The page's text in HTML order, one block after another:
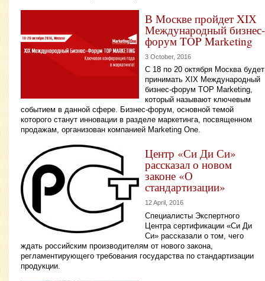
В Москве пройдет XIХ
Международный бизнес-
форум TOP Marketing
3 October, 2016
С 18 по 20 октября Москва будет
принимать XIХ Международный
бизнес-форум TOP Marketing,
который называют ключевым
событием в данной сфере. Бизнес-форум, основной темой
которого станут инновации в разделе маркетинга, посвященном
продажам, организован компанией Marketing One.
Центр «Си Ди Си»
рассказал о новом
законе «О
стандартизации»
12 April, 2016
Специалисты Экспертного
Центра сертификации «Си Ди
Си» рассказали о том, чего
ждать российским производителям от нового закона,
регламентирующего требования государства по стандартизации
продукции.